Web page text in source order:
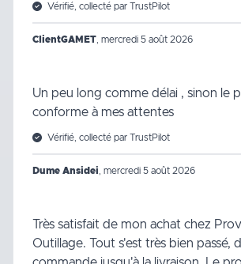
Vérifié, collecté par TrustPilot
ClientGAMET mercredi 5 août 2026
Un peu long comme délai , sinon le
conforme à mes attentes
Vérifié, collecté par TrustPilot
Dume Ansidei, mercredi 5 août 2026
Très satisfait de mon achat chez
Outillage. Tout s'est très bien passé,